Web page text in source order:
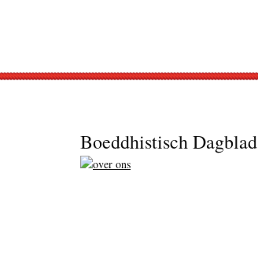
Boeddhistisch Dagblad